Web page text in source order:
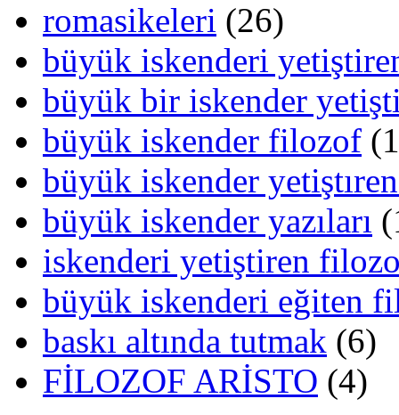
romasikeleri (26)
büyük iskenderi
büyük bir iskender
büyük iskender filozof
büyük iskender
büyük iskender yazıları
iskenderi yetiştiren
büyük iskenderi eğiten
baskı altında tutmak (6)
FİLOZOF ARİSTO (4)